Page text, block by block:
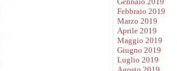
Febbraio 2019
Marzo 2019
Aprile 2019
Maggio 2019
Giugno 2019
Luglio 2019